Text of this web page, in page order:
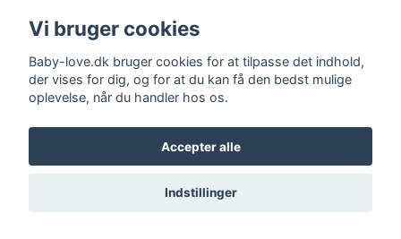
Instagram
© 2026 Baby-love.dk
Vi bruger cookies
Baby-love.dk bruger cookies for at tilpasse det indhold,
der vises for dig, og for at du kan få den bedst mulige
oplevelse, når du handler hos os.
Accepter alle
Indstillinger